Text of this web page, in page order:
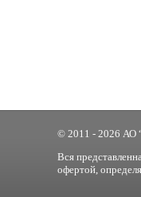
© 2011 - 2026 АО
Вся
офертой,